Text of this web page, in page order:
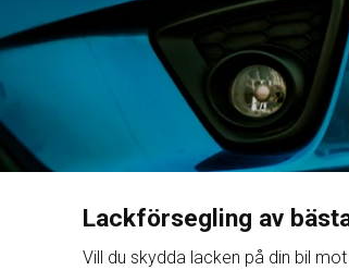
Lackförsegling av
Vill du skydda lacken på din bil